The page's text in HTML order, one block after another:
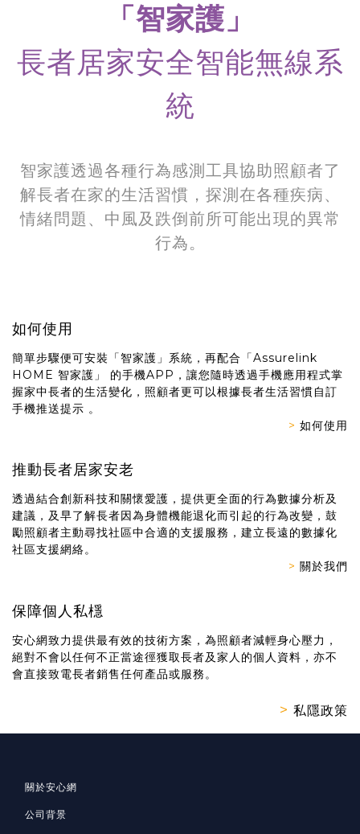
「智家護」
長者居家安全智能無線系
統
智家護透過各種行為感測工具協助照顧者了
解長者在家的生活習慣，探測在各種疾病、
情緒問題、中風及跌倒前所可能出現的異常
行為。
如何使用
簡單步驟便可安裝「智家護」系統，再配合「Assurelink
HOME 智家護」 的手機APP，讓您隨時透過手機應用程式掌
握家中長者的生活變化，照顧者更可以根據長者生活習慣自訂
手機推送提示 。
> 如何使用
推動長者居家安老
透過結合創新科技和關懷愛護，提供更全面的行為數據分析及
建議，及早了解長者因為身體機能退化而引起的行為改變，鼓
勵照顧者主動尋找社區中合適的支援服務，建立長遠的數據化
社區支援網絡。
> 關於我們
保障個人私檼
安心網致力提供最有效的技術方案，為照顧者減輕身心壓力，
絕對不會以任何不正當途徑獲取長者及家人的個人資料，亦不
會直接致電長者銷售任何產品或服務。
> 私隱政策
關於安心網
公司背景